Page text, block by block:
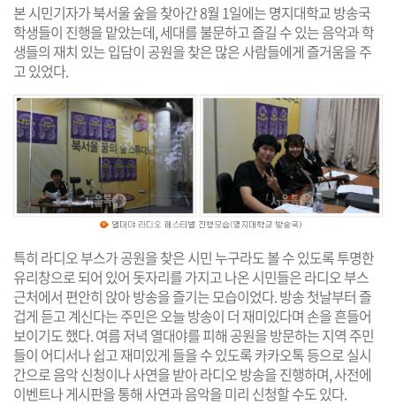
본 시민기자가 북서울 숲을 찾아간 8월 1일에는 명지대학교 방송국
학생들이 진행을 맡았는데, 세대를 불문하고 즐길 수 있는 음악과 학
생들의 재치 있는 입담이 공원을 찾은 많은 사람들에게 즐거움을 주
고 있었다.
특히 라디오 부스가 공원을 찾은 시민 누구라도 볼 수 있도록 투명한
유리창으로 되어 있어 돗자리를 가지고 나온 시민들은 라디오 부스
근처에서 편안히 앉아 방송을 즐기는 모습이었다. 방송 첫날부터 즐
겁게 듣고 계신다는 주민은 오늘 방송이 더 재미있다며 손을 흔들어
보이기도 했다. 여름 저녁 열대야를 피해 공원을 방문하는 지역 주민
들이 어디서나 쉽고 재미있게 들을 수 있도록 카카오톡 등으로 실시
간으로 음악 신청이나 사연을 받아 라디오 방송을 진행하며, 사전에
이벤트나 게시판을 통해 사연과 음악을 미리 신청할 수도 있다.